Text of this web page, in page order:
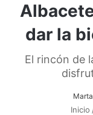
dar la
El rincón de
Inicio